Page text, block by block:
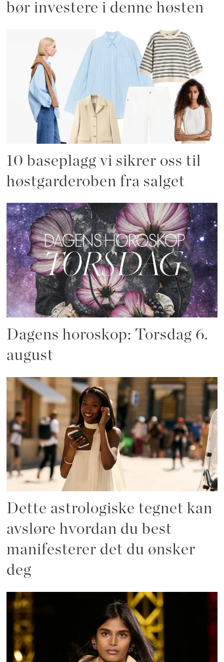
bør investere i denne høsten
10 baseplagg vi sikrer oss til
høstgarderoben fra salget
Dagens horoskop: Torsdag 6.
august
Dette astrologiske tegnet kan
avsløre hvordan du best
manifesterer det du ønsker
deg